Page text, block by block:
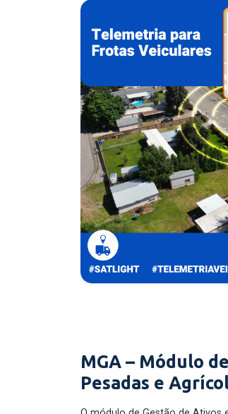
MGA – Módulo
Pesadas e
O módulo de Gestão de Ativos